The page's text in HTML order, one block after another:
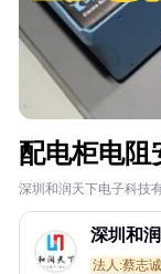
配电柜电阻
深圳和润天下电子科技
深圳和
法人:蔡志诚